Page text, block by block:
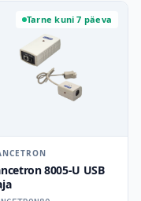
Tarne kuni 7 päeva
8005-U USB